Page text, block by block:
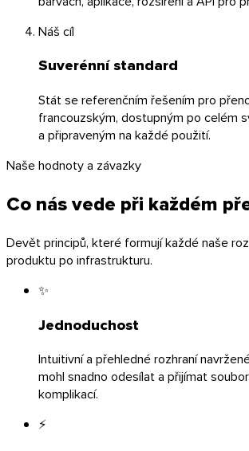
Náš cíl
Suverénní standard
Stát se referenčním řešením pro
francouzským, dostupným po celém
a připraveným na každé použití.
Naše hodnoty a závazky
Co nás vede při každém
Devět principů, které formují každé naše
produktu po infrastrukturu.
✨
Jednoduchost
Intuitivní a přehledné rozhraní
mohl snadno odesílat a přijímat
komplikací.
⚡